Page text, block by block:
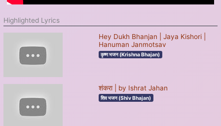
Highlighted Lyrics
Hey Dukh Bhanjan | Jaya Kishori |
Hanuman Janmotsav
कृष्ण भजन (Krishna Bhajan)
शंकरा | by Ishrat Jahan
शिव भजन (Shiv Bhajan)